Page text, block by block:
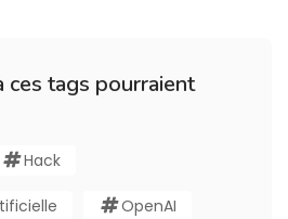
ces tags pourraient
Hack
OpenAI